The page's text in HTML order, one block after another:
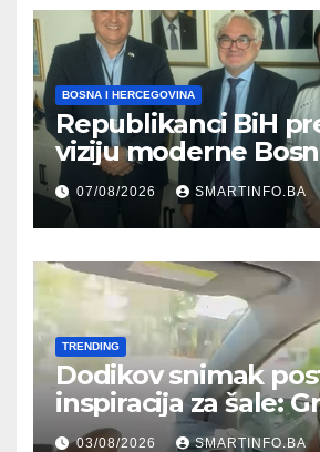
BOSNA I HERCEGOVINA
Republikanci BiH
viziju moderne
Hercegovine
Njemačke
07/08/2026 SMARTINFO.BA
TRENDING
Dodikov snimak
inspiracija za šale:
kroz parodiju poslali
03/08/2026 SMARTINFO.BA